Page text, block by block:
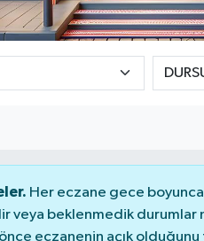
Her eczane gece boyunca
veya beklenmedik
eczanenin açık